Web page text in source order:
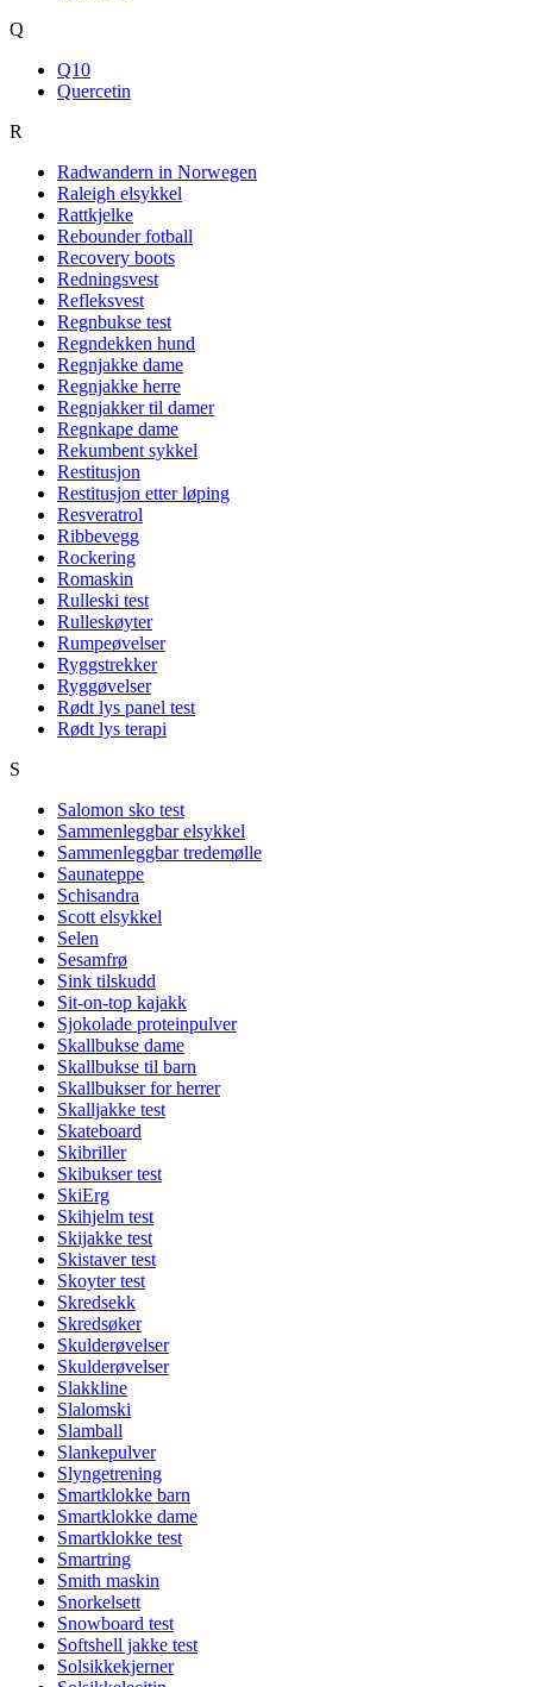
Q
Q10
Quercetin
R
Radwandern in Norwegen
Raleigh elsykkel
Rattkjelke
Rebounder fotball
Recovery boots
Redningsvest
Refleksvest
Regnbukse test
Regndekken hund
Regnjakke dame
Regnjakke herre
Regnjakker til damer
Regnkape dame
Rekumbent sykkel
Restitusjon
Restitusjon etter løping
Resveratrol
Ribbevegg
Rockering
Romaskin
Rulleski test
Rulleskøyter
Rumpeøvelser
Ryggstrekker
Ryggøvelser
Rødt lys panel test
Rødt lys terapi
S
Salomon sko test
Sammenleggbar elsykkel
Sammenleggbar tredemølle
Saunateppe
Schisandra
Scott elsykkel
Selen
Sesamfrø
Sink tilskudd
Sit-on-top kajakk
Sjokolade proteinpulver
Skallbukse dame
Skallbukse til barn
Skallbukser for herrer
Skalljakke test
Skateboard
Skibriller
Skibukser test
SkiErg
Skihjelm test
Skijakke test
Skistaver test
Skoyter test
Skredsekk
Skredsøker
Skulderøvelser
Skulderøvelser
Slakkline
Slalomski
Slamball
Slankepulver
Slyngetrening
Smartklokke barn
Smartklokke dame
Smartklokke test
Smartring
Smith maskin
Snorkelsett
Snowboard test
Softshell jakke test
Solsikkekjerner